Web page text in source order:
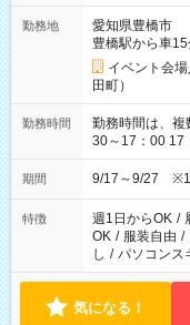
勤務地
愛知県豊橋市
豊橋駅から車
イベント会
田町）
勤務時間
勤務時間は、複
30～17：00
務もあります。 【休憩】60分+他休憩あり 交替で取得します。
安全面に配慮し
期間 9/17～9/27
特徴 週1日からOK /
OK / 服装自由 /
し / パソコンス
気になる！